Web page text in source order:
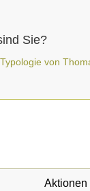
Sie?
von
Aktionen